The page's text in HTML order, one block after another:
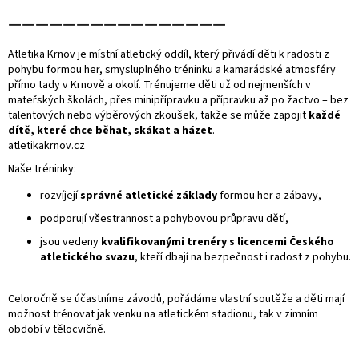
————————————————
Atletika Krnov je místní atletický oddíl, který přivádí děti k radosti z
pohybu formou her, smysluplného tréninku a kamarádské atmosféry
přímo tady v Krnově a okolí. Trénujeme děti už od nejmenších v
mateřských školách, přes minipřípravku a přípravku až po žactvo – bez
talentových nebo výběrových zkoušek, takže se může zapojit každé
dítě, které chce běhat, skákat a házet.
atletikakrnov.cz
Naše tréninky:
rozvíjejísprávné atletické základyformou her a zábavy,
podporují všestrannost a pohybovou průpravu dětí,
jsou vedeny kvalifikovanými trenéry s licencemi Českého
atletického svazu, kteří dbají na bezpečnost i radost z pohybu.
Celoročně se účastníme závodů, pořádáme vlastní soutěže a děti mají
možnost trénovat jak venku na atletickém stadionu, tak v zimním
období v tělocvičně.